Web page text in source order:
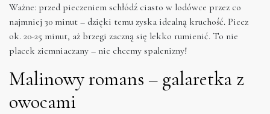
Ważne: przed pieczeniem schłódź ciasto w lodówce przez co
najmniej 30 minut – dzięki temu zyska idealną kruchość. Piecz
ok. 20-25 minut, aż brzegi zaczną się lekko rumienić. To nie
placek ziemniaczany – nie chcemy spalenizny!
Malinowy romans – galaretka z
owocami